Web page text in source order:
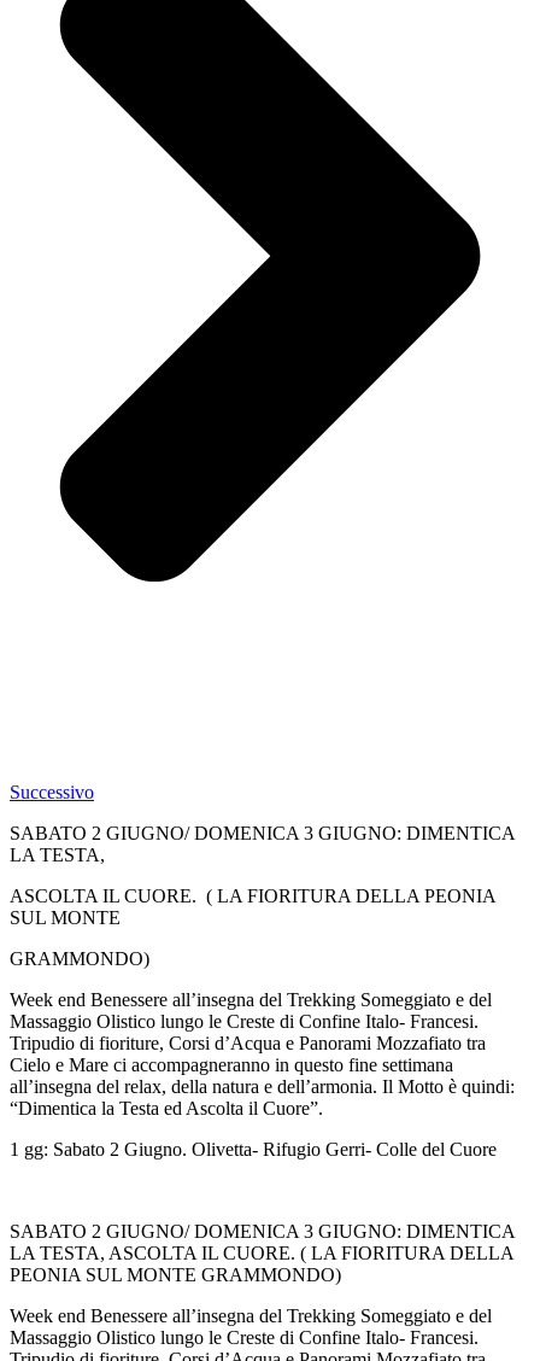
Successivo
SABATO 2 GIUGNO/ DOMENICA 3 GIUGNO: DIMENTICA
LA TESTA,
ASCOLTA IL CUORE. ( LA FIORITURA DELLA PEONIA
SUL MONTE
GRAMMONDO)
Week end Benessere all’insegna del Trekking Someggiato e del
Massaggio Olistico lungo le Creste di Confine Italo- Francesi.
Tripudio di fioriture, Corsi d’Acqua e Panorami Mozzafiato tra
Cielo e Mare ci accompagneranno in questo fine settimana
all’insegna del relax, della natura e dell’armonia. Il Motto è quindi:
“Dimentica la Testa ed Ascolta il Cuore”.
1 gg: Sabato 2 Giugno. Olivetta- Rifugio Gerri- Colle del Cuore
SABATO 2 GIUGNO/ DOMENICA 3 GIUGNO: DIMENTICA
LA TESTA, ASCOLTA IL CUORE. ( LA FIORITURA DELLA
PEONIA SUL MONTE GRAMMONDO)
Week end Benessere all’insegna del Trekking Someggiato e del
Massaggio Olistico lungo le Creste di Confine Italo- Francesi.